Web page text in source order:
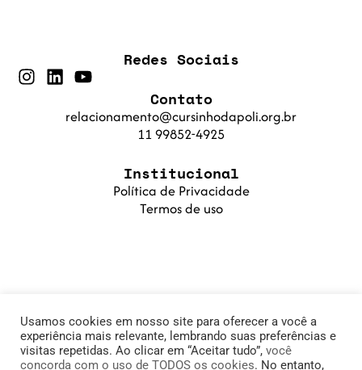
Institucional
Política de Privacidade
Termos de uso
Contato
relacionamento@cursinhodapoli.org.br
11 99852-4925
Redes Sociais
Usamos cookies em nosso site para oferecer a você a
experiência mais relevante, lembrando suas preferências e
visitas repetidas. Ao clicar em “Aceitar tudo”, você
concorda com o uso de TODOS os cookies. No entanto,